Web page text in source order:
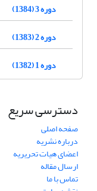
دوره 3 (1384)
دوره 2 (1383)
دوره 1 (1382)
دسترسی سریع
صفحه اصلی
درباره نشریه
اعضای هیات تحریریه
ارسال مقاله
تماس با ما